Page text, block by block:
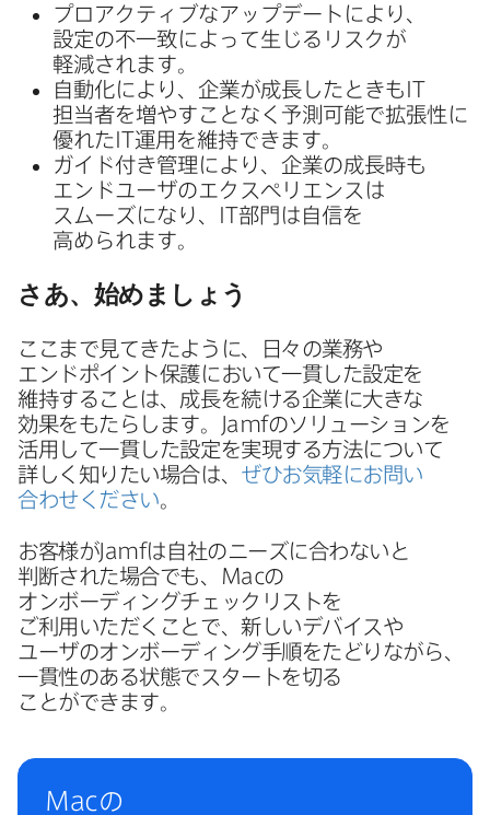
プロアクティブな​アップデートに​より、​
設定の​不一致に​よって​生じる​リスクが​
軽減されます。
自動化に​より、​企業が​成長した​ときも IT
担当者を​増やす​ことなく​予測可能で​拡張性に​
優れた IT運用を​維持できます。
ガイド付き管理に​より、​企業の​成長時も​
エンドユーザの​エクスペリエンスは​
スムーズに​なり、
IT部門は​自信を​
高められます。
さあ、​始めましょう
ここまで​見てきたように、​日々の​業務や​
エンドポイント保護に​おいて​一貫した​設定を​
維持する​ことは、​成長を​続ける​企業に​大きな​
効果を​もたらします。
Jamfの​ソリューションを​
活用して​一貫した​設定を​実現する​方​法に​ついて​
詳しく​知りたい​場合は、 ぜ​ひお気軽に​お問い​
合わせください。
お客様がJamfは​自社の​ニーズに​合わないと​
判断された​場合でも、
Macの​
オンボーディングチェックリストを​
ご利用いただく​ことで、​新しい​デバイスや​
ユーザの​オンボーディング手順を​たどりながら、​
一貫性の​ある​状態で​スタートを​切る​
ことができます。
Macの​